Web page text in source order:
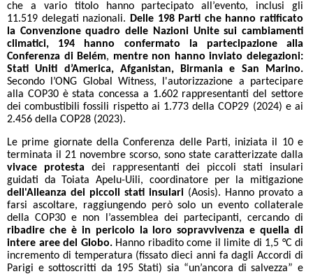
che a vario titolo hanno partecipato all’evento, inclusi gli
11.519 delegati nazionali.
Delle 198 Parti che hanno ratificato
la Convenzione quadro delle Nazioni Unite sui cambiamenti
climatici, 194 hanno confermato la partecipazione alla
Conferenza di Belém, mentre non hanno inviato delegazioni:
Stati Uniti d’America, Afganistan, Birmania e San Marino.
Secondo l’ONG Global Witness, l'autorizzazione a partecipare
alla COP30 è stata concessa a 1.602 rappresentanti del settore
dei combustibili fossili rispetto ai 1.773 della COP29 (2024) e ai
2.456 della COP28 (2023).
Le prime giornate della Conferenza delle Parti, iniziata il 10 e
terminata il 21 novembre scorso, sono state caratterizzate dalla
vivace protesta dei rappresentanti dei piccoli stati insulari
guidati da Toiata Apelu-Uili, coordinatore per la mitigazione
dell'Alleanza dei piccoli stati insulari (Aosis). Hanno provato a
farsi ascoltare, raggiungendo però solo un evento collaterale
della COP30 e non l’assemblea dei partecipanti, cercando di
ribadire che è in pericolo la loro sopravvivenza e quella di
intere aree del Globo.Hanno ribadito come il limite di 1,5 °C di
incremento di temperatura (fissato dieci anni fa dagli Accordi di
Parigi e sottoscritti da 195 Stati) sia “un’ancora di salvezza” e